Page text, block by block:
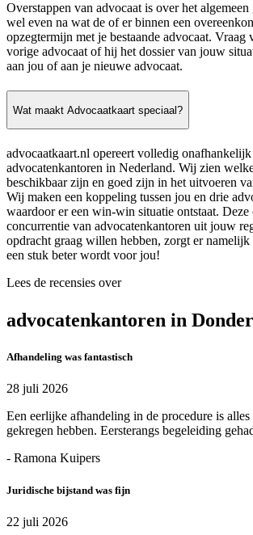
Overstappen van advocaat is over het
wel even na wat de of er binnen een
opzegtermijn met je bestaande advocaat. Vraag
vorige advocaat of hij het dossier van jouw
aan jou of aan je nieuwe advocaat.
Wat maakt Advocaatkaart speciaal?
advocaatkaart.nl opereert volledig
advocatenkantoren in Nederland. Wij zien
beschikbaar zijn en goed zijn in het uitvoeren
Wij maken een koppeling tussen jou en drie
waardoor er een win-win situatie ontstaat. Deze
concurrentie van advocatenkantoren uit jouw
opdracht graag willen hebben, zorgt er
een stuk beter wordt voor jou!
Lees de recensies over
advocatenkantoren in
Afhandeling was fantastisch
28 juli 2026
Een eerlijke afhandeling in de procedure is
gekregen hebben. Eersterangs begeleiding
- Ramona Kuipers
Juridische bijstand was fijn
22 juli 2026